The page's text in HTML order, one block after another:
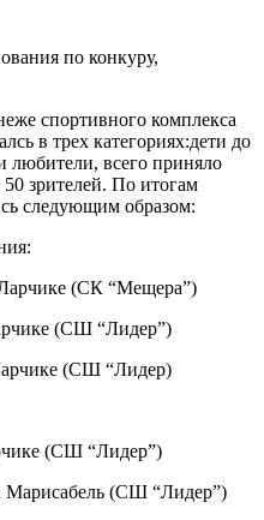
по конкуру,
спортивного комплекса
в трех категориях:дети до
любители, всего приняло
зрителей. По итогам
следующим образом:
(СК “Мещера”)
(СШ “Лидер”)
(СШ “Лидер)
(СШ “Лидер”)
Марисабель (СШ “Лидер”)